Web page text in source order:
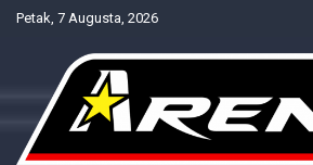
SkipPetak, 7 Augusta, 2026